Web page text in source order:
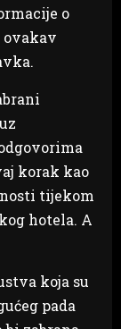
o
korak kao
tijekom
hotela. A
koja su
pada